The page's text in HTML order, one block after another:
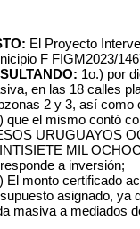
El Proyecto
F FIGM2023/
1o.) por
en las 18 calles
2 y 3, así como
que el mismo contó
URUGUAYOS
MIL
a inversión;
El monto certificado
asignado, ya
masiva a mediados